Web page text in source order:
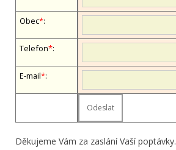
Obec*:
Telefon*:
E-mail*:
Děkujeme Vám za zaslání Vaší poptávky.